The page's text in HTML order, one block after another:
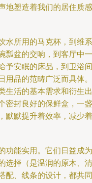
地塑造着我们的居住质感
水所用的马克杯，到维系
瓢盆的交响，到客厅中一
予安眠的床品，到卫浴间
品的范畴广泛而具体。
生活的基本需求和衍生出
密封良好的保鲜盒，一盏
默默提升着效率，减少着
功能实用。它们日益成为
选择（是温润的原木、清
配、线条的设计，都共同